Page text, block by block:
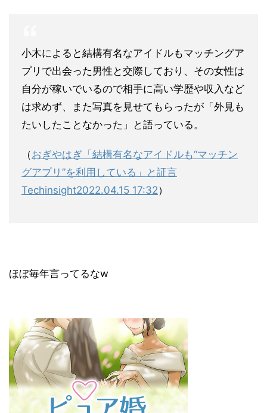
小木によると結構有名なアイドルもマッチングア
プリで出会った男性と交際しており、その女性は
自分が稼いでいるので相手に高い学歴や収入など
は求めず、また写真を見せてもらったが「外見も
たいしたことなかった」と語っている。
（おぎやはぎ「結構有名なアイドルも“マッチン
グアプリ”を利用している」と証言
Techinsight2022.04.15 17:32）
ほぼ毎年言ってるなw